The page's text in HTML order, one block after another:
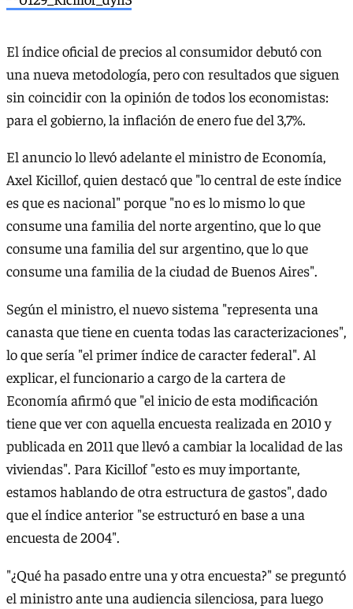
El índice oficial de precios al consumidor debutó con
una nueva metodología, pero con resultados que siguen
sin coincidir con la opinión de todos los economistas:
para el gobierno, la inflación de enero fue del 3,7%.
El anuncio lo llevó adelante el ministro de Economía,
Axel Kicillof, quien destacó que "lo central de este índice
es que es nacional" porque "no es lo mismo lo que
consume una familia del norte argentino, que lo que
consume una familia del sur argentino, que lo que
consume una familia de la ciudad de Buenos Aires".
Según el ministro, el nuevo sistema "representa una
canasta que tiene en cuenta todas las caracterizaciones",
lo que sería "el primer índice de caracter federal". Al
explicar, el funcionario a cargo de la cartera de
Economía afirmó que "el inicio de esta modificación
tiene que ver con aquella encuesta realizada en 2010 y
publicada en 2011 que llevó a cambiar la localidad de las
viviendas". Para Kicillof "esto es muy importante,
estamos hablando de otra estructura de gastos", dado
que el índice anterior "se estructuró en base a una
encuesta de 2004".
"¿Qué ha pasado entre una y otra encuesta?" se preguntó
el ministro ante una audiencia silenciosa, para luego